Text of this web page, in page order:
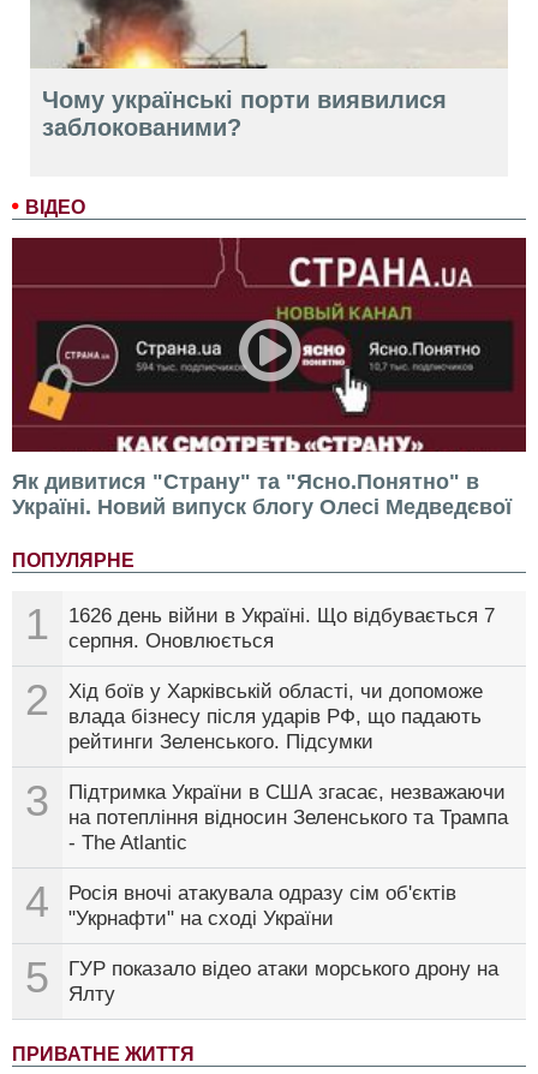
ВІДЕО
Як дивитися "Страну" та "Ясно.Понятно" в
Україні. Новий випуск блогу Олесі Медведєвої
ПОПУЛЯРНЕ
1
1626 день війни в Україні. Що відбувається 7
серпня. Оновлюється
2
Хід боїв у Харківській області, чи допоможе
влада бізнесу після ударів РФ, що падають
рейтинги Зеленського. Підсумки
3
Підтримка України в США згасає, незважаючи
на потепління відносин Зеленського та Трампа
- The Atlantic
4
Росія вночі атакувала одразу сім об'єктів
"Укрнафти" на сході України
5
ГУР показало відео атаки морського дрону на
Ялту
ПРИВАТНЕ ЖИТТЯ
Чому українські порти виявилися
заблокованими?